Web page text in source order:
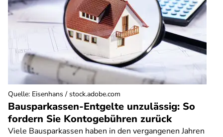
Bausparkassen-Entgelte unzulässig: So
fordern Sie Kontogebühren zurück
Viele Bausparkassen haben in den vergangenen Jahren
Quelle: Eisenhans / stock.adobe.com